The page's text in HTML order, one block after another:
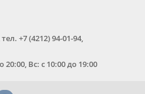
+7 (4212) 94-01-94,
Вс: с 10:00 до 19:00